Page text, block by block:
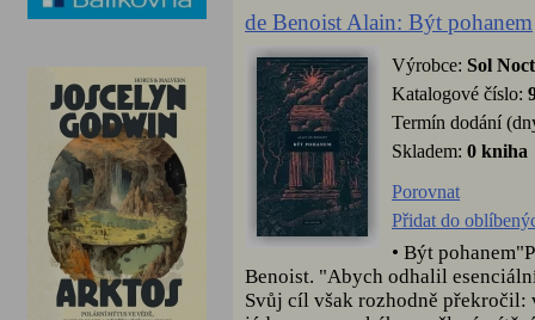
de Benoist Alain: Být pohanem
Výrobce: Sol
Katalogové číslo:
Termín dodání
Skladem: 0 kniha
Porovnat
Přidat do
• Být
Benoist. "Abych odhalil
Svůj cíl však rozhodně překročil: